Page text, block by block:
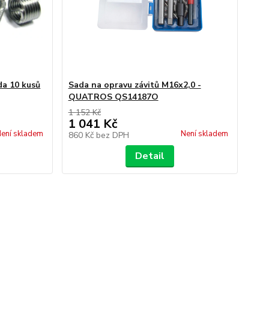
10 kusů
skladem
Sada na opravu závitů M16x2,0 -
QUATROS QS14187O
1 152 Kč
1 041 Kč
860 Kč bez DPH Není skladem
Detail